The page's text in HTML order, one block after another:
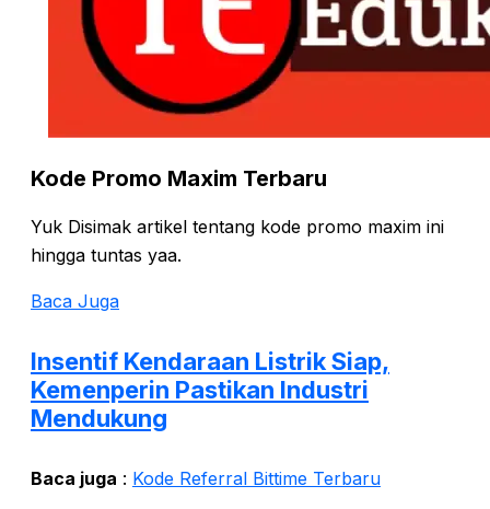
Kode Promo Maxim Terbaru
Yuk Disimak artikel tentang kode promo maxim ini
hingga tuntas yaa.
Baca Juga
Insentif Kendaraan Listrik Siap,
Kemenperin Pastikan Industri
Mendukung
Baca juga : Kode Referral Bittime Terbaru